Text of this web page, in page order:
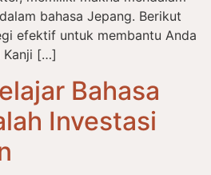
bahasa Jepang. Berikut
efektif untuk membantu Anda
Kanji […]
Bahasa
Investasi